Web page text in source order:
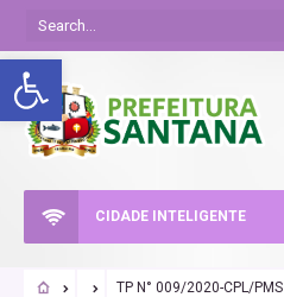
Abrir a barra de ferramentas
CIDADE INTELIGENTE
TP N° 009/2020-CPL/PMS